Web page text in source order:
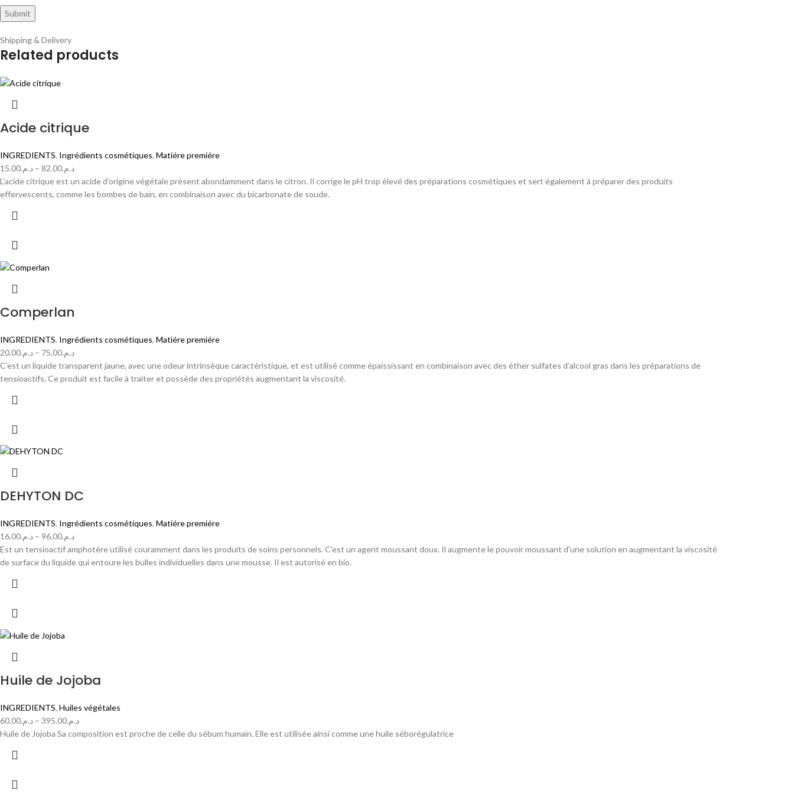
Shipping & Delivery
Related products
Acide citrique
INGREDIENTS, Ingrédients cosmétiques, Matiére premiére
د.م.15.00 – د.م.82.00
L’acide citrique est un acide d’origine végétale présent abondamment dans le citron. Il corrige le pH trop élevé des préparations cosmétiques et sert également à préparer des produits
effervescents, comme les bombes de bain, en combinaison avec du bicarbonate de soude.
Comperlan
INGREDIENTS, Ingrédients cosmétiques, Matiére premiére
د.م.20.00 – د.م.75.00
C’est un liquide transparent jaune, avec une odeur intrinsèque caractéristique, et est utilisé comme épaississant en combinaison avec des éther sulfates d’alcool gras dans les préparations de
tensioactifs. Ce produit est facile à traiter et possède des propriétés augmentant la viscosité.
DEHYTON DC
INGREDIENTS, Ingrédients cosmétiques, Matiére premiére
د.م.16.00 – د.م.96.00
Est un tensioactif amphotère utilisé couramment dans les produits de soins personnels. C'est un agent moussant doux. Il augmente le pouvoir moussant d'une solution en augmentant la viscosité
de surface du liquide qui entoure les bulles individuelles dans une mousse. Il est autorisé en bio.
Huile de Jojoba
INGREDIENTS, Huiles végétales
د.م.60.00 – د.م.395.00
Huile de Jojoba Sa composition est proche de celle du sébum humain. Elle est utilisée ainsi comme une huile séborégulatrice